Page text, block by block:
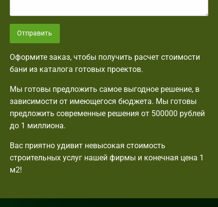
Отправить
Оформите заказ, чтобы получить расчет стоимости
бани из каталога готовых проектов.
Мы готовы предложить самое выгодное решение, в
зависимости от имеющегося бюджета. Мы готовы
предложить современные решения от 500000 рублей
до 1 миллиона.
Вас приятно удивит невысокая стоимость
строительных услуг нашей фирмы и конечная цена 1
м2!